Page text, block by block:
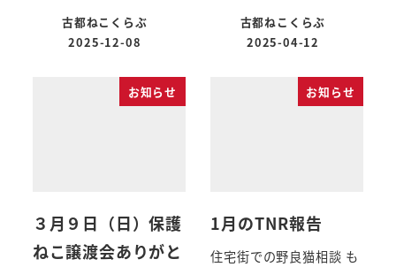
古都ねこくらぶ
2025-12-08
古都ねこくらぶ
2025-04-12
お知らせ
３月９日（日）保護
ねこ譲渡会ありがと
お知らせ
1月のTNR報告
住宅街での野良猫相談 も